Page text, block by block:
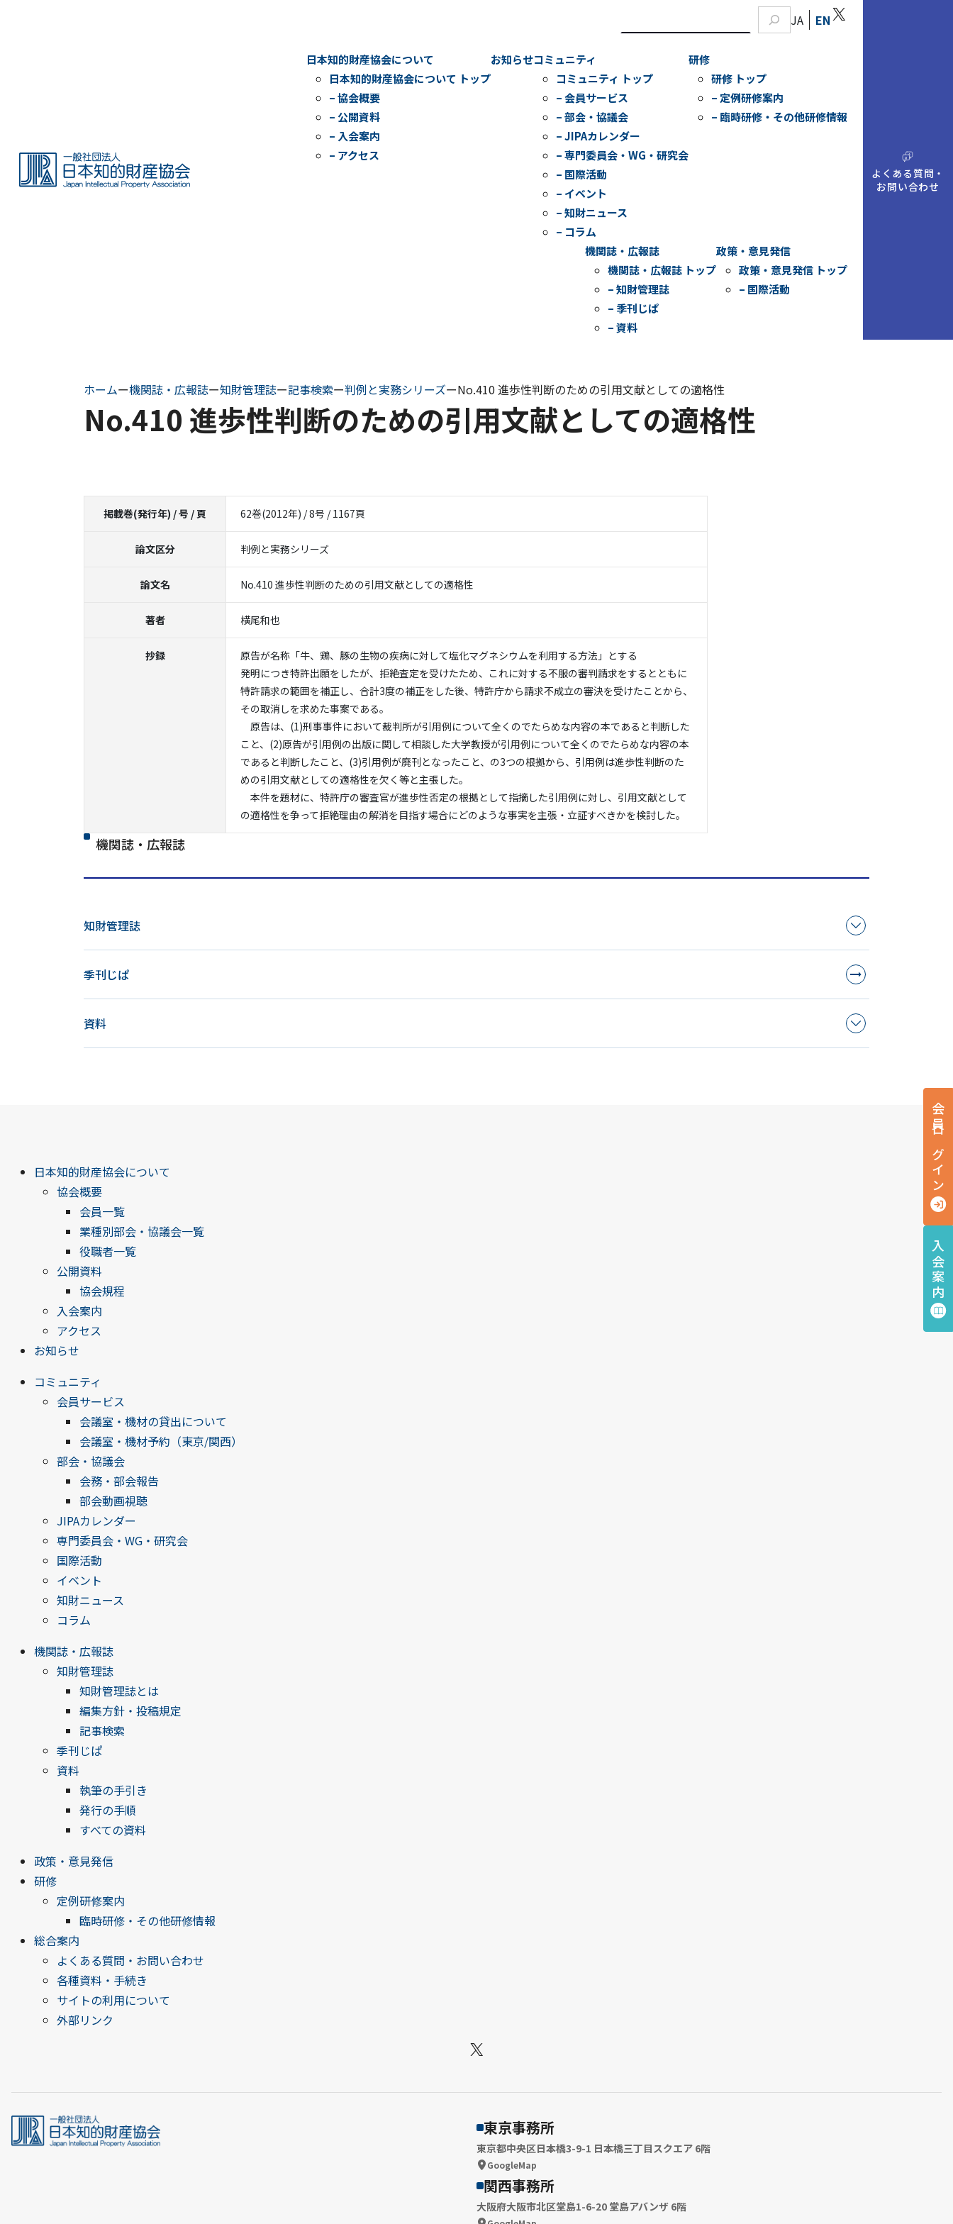
索
JA ENX
日本知的財産協会について
日本知的財産協会について トップ
– 協会概要
– 公開資料
– 入会案内
– アクセス
お知らせコミュニティ
コミュニティ トップ
– 会員サービス
– 部会・協議会
– JIPAカレンダー
– 専門委員会・WG・研究会
– 国際活動
– イベント
– 知財ニュース
– コラム
研修
研修 トップ
– 定例研修案内
– 臨時研修・その他研修情報
機関誌・広報誌
機関誌・広報誌 トップ
– 知財管理誌
– 季刊じぱ
– 資料
政策・意見発信
政策・意見発信 トップ
– 国際活動
A
Q
よくある質問・
お問い合わせ
ホームー機関誌・広報誌ー知財管理誌ー記事検索ー判例と実務シリーズーNo.410 進歩性判断のための引用文献としての適格性
No.410 進歩性判断のための引用文献としての適格性
掲載巻(発行年) / 号 / 頁 62巻(2012年) / 8号 / 1167頁
論文区分 判例と実務シリーズ
論文名 No.410 進歩性判断のための引用文献としての適格性
著者 横尾和也
抄録
原告が名称「牛、鶏、豚の生物の疾病に対して塩化マグネシウムを利用する方法」とする
発明につき特許出願をしたが、拒絶査定を受けたため、これに対する不服の審判請求をするとともに
特許請求の範囲を補正し、合計3度の補正をした後、特許庁から請求不成立の審決を受けたことから、
その取消しを求めた事案である。
原告は、(1)刑事事件において裁判所が引用例について全くのでたらめな内容の本であると判断した
こと、(2)原告が引用例の出版に関して相談した大学教授が引用例について全くのでたらめな内容の本
であると判断したこと、(3)引用例が廃刊となったこと、の3つの根拠から、引用例は進歩性判断のた
めの引用文献としての適格性を欠く等と主張した。
本件を題材に、特許庁の審査官が進歩性否定の根拠として指摘した引用例に対し、引用文献として
の適格性を争って拒絶理由の解消を目指す場合にどのような事実を主張・立証すべきかを検討した。
機関誌・広報誌
知財管理誌
季刊じぱ
資料
会員ログイン
入会案内
日本知的財産協会について
協会概要
会員一覧
業種別部会・協議会一覧
役職者一覧
公開資料
協会規程
入会案内
アクセス
お知らせ
コミュニティ
会員サービス
会議室・機材の貸出について
会議室・機材予約（東京/関西）
部会・協議会
会務・部会報告
部会動画視聴
JIPAカレンダー
専門委員会・WG・研究会
国際活動
イベント
知財ニュース
コラム
機関誌・広報誌
知財管理誌
知財管理誌とは
編集方針・投稿規定
記事検索
季刊じぱ
資料
執筆の手引き
発行の手順
すべての資料
政策・意見発信
研修
定例研修案内
臨時研修・その他研修情報
総合案内
よくある質問・お問い合わせ
各種資料・手続き
サイトの利用について
外部リンク
X
東京事務所
東京都中央区日本橋3-9-1 日本橋三丁目スクエア 6階
GoogleMap
関西事務所
大阪府大阪市北区堂島1-6-20 堂島アバンザ 6階